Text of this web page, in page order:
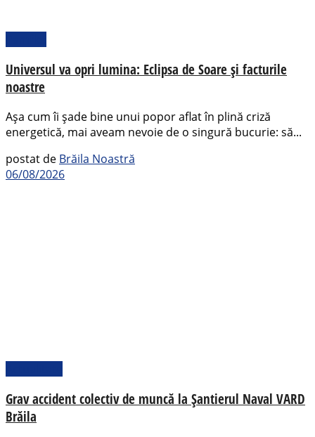
Universul va opri lumina: Eclipsa de Soare și facturile
noastre
Așa cum îi șade bine unui popor aflat în plină criză
energetică, mai aveam nevoie de o singură bucurie: să...
postat de Brăila Noastră
06/08/2026
Grav accident colectiv de muncă la Șantierul Naval VARD
Brăila